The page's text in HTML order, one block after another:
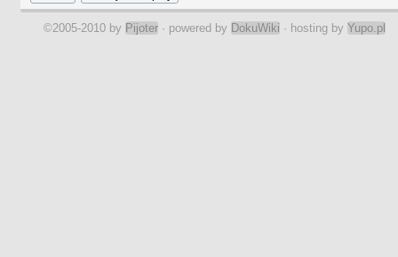
©2005-2010 by Pijoter · powered by DokuWiki · hosting by Yupo.pl